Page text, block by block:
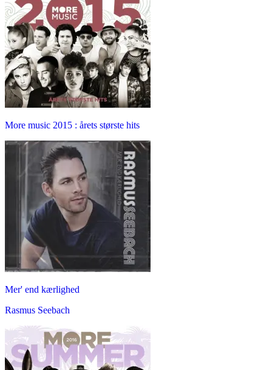
More music 2015 : årets største hits
Mer' end kærlighed
Rasmus Seebach